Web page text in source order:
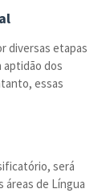
diversas etapas
aptidão dos
essas
será
áreas de Língua